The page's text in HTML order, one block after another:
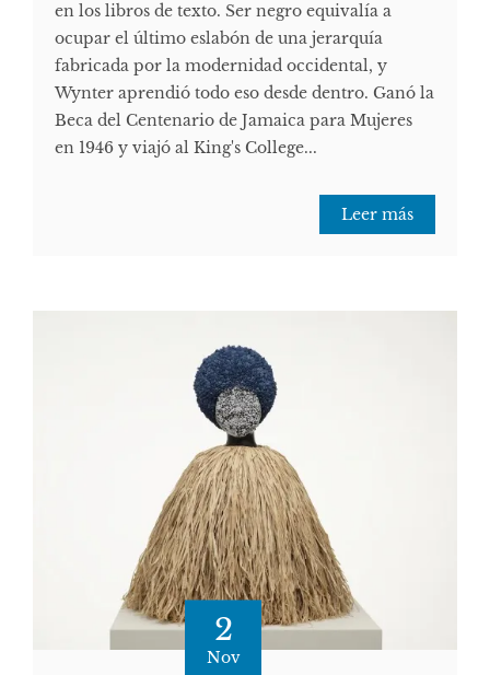
en los libros de texto. Ser negro equivalía a
ocupar el último eslabón de una jerarquía
fabricada por la modernidad occidental, y
Wynter aprendió todo eso desde dentro. Ganó la
Beca del Centenario de Jamaica para Mujeres
en 1946 y viajó al King's College...
Leer más
2
Nov